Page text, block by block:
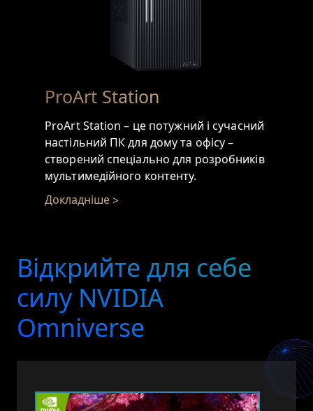
ProArt Station
ProArt Station – це потужний і сучасний
настільний ПК для дому та офісу –
створений спеціально для розробників
мультимедійного контенту.
Докладніше
Відкрийте для себе
силу NVIDIA
Omniverse